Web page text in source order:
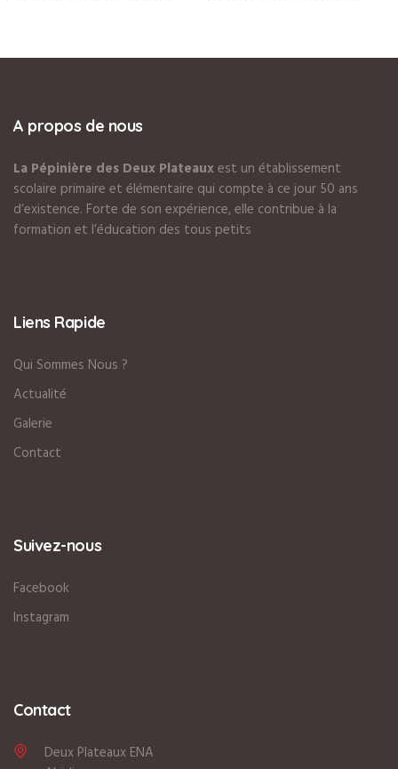
A propos de nous
La Pépinière des Deux Plateauxest un établissement
scolaire primaire et élémentaire qui compte à ce jour 50 ans
d’existence. Forte de son expérience, elle contribue à la
formation et l’éducation des tous petits
Liens Rapide
Qui Sommes Nous ?
Actualité
Galerie
Contact
Suivez-nous
Facebook
Instagram
Contact
Deux Plateaux ENA